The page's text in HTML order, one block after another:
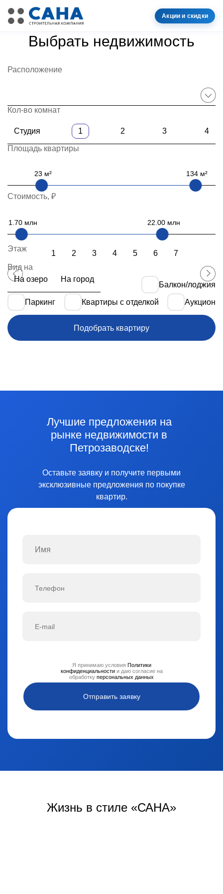
Акции и скидки
Выбрать недвижимость
Расположение
Кол-во комнат
Студия 1 2 3 4
Площадь квартиры
23 134
Стоимость, ₽
1.70 22.00
Этаж 1 2 3 4 5 6 7
Вид на
На озеро
На город
Балкон/лоджия
Паркинг Квартиры с отделкой Аукцион
Подобрать квартиру
Лучшие предложения на
рынке недвижимости в
Петрозаводске!
Оставьте заявку и получите первыми
эксклюзивные предложения по покупке
квартир.
Отправить заявку
Я принимаю условия Политики
конфиденциальностии даю согласие на
обработку персональных данных
Жизнь в стиле «САНА»